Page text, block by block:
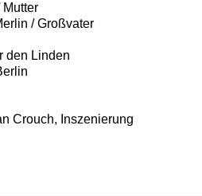
Mutter
/ Großvater
den Linden
Crouch, Inszenierung